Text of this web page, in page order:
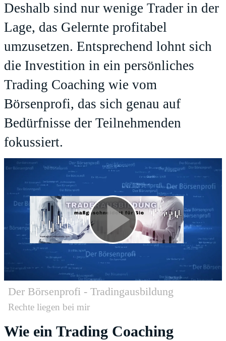
Deshalb sind nur wenige Trader in der
Lage, das Gelernte profitabel
umzusetzen. Entsprechend lohnt sich
die Investition in ein persönliches
Trading Coaching wie vom
Börsenprofi, das sich genau auf
Bedürfnisse der Teilnehmenden
fokussiert.
Der Börsenprofi - Tradingausbildung
Rechte liegen bei mir
Wie ein Trading Coaching